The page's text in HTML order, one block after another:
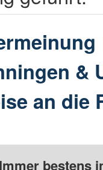
&
an die
bestens